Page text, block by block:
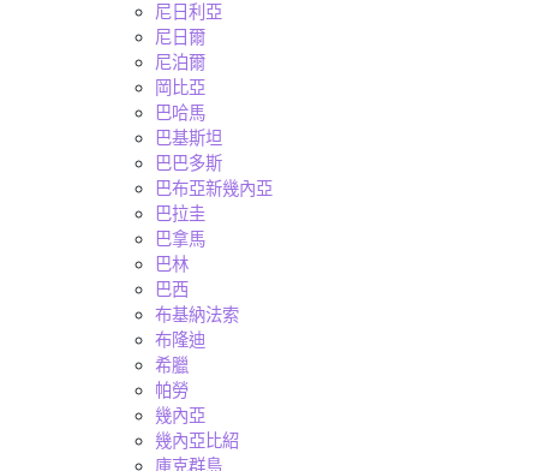
尼日利亞
尼日爾
尼泊爾
岡比亞
巴哈馬
巴基斯坦
巴巴多斯
巴布亞新幾內亞
巴拉圭
巴拿馬
巴林
巴西
布基納法索
布隆迪
希臘
帕勞
幾內亞
幾內亞比紹